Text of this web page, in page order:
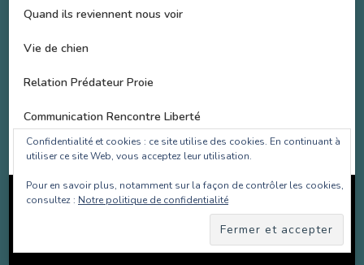
Quand ils reviennent nous voir
Vie de chien
Relation Prédateur Proie
Communication Rencontre Liberté
Copyright SOS Bulle d'Amour 2017-2022 | Site réalisé par
.Site animé par
Confidentialité et cookies : ce site utilise des cookies. En continuant à
utiliser ce site Web, vous acceptez leur utilisation.
Pour en savoir plus, notamment sur la façon de contrôler les cookies,
consultez : Notre politique de confidentialité